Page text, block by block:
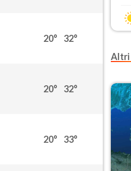
20° 32°
20° 32°
20° 33°
Altri